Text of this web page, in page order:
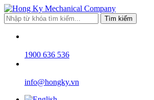
Tìm kiếm
1900 636 536
info@hongky.vn